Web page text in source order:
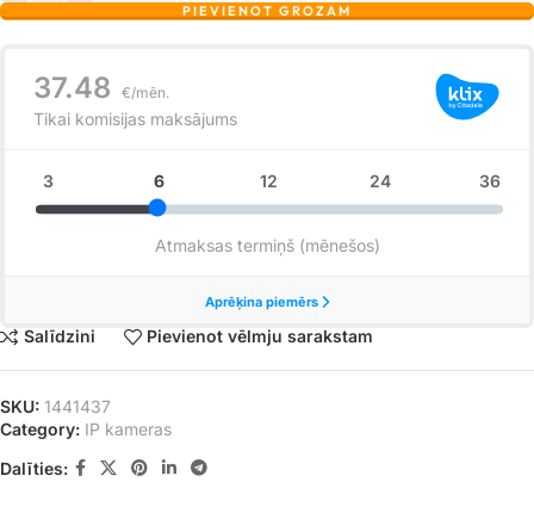
PIEVIENOT GROZAM
Salīdzini Pievienot vēlmju sarakstam
SKU: 1441437
Category: IP kameras
Dalīties: